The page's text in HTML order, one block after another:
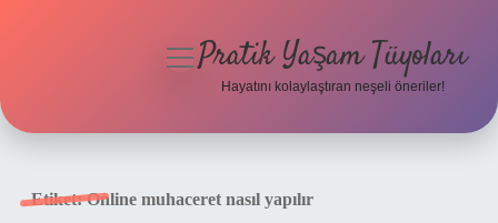
menüyü
Pratik Yaşam Tüyoları
Hayatını kolaylaştıran neşeli öneriler!
Etiket:Online muhaceret nasıl yapılır